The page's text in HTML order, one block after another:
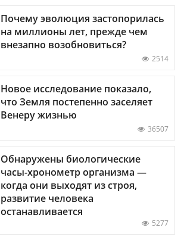
Почему эволюция застопорилась
на миллионы лет, прежде чем
внезапно возобновиться?
2514
Новое исследование показало,
что Земля постепенно заселяет
Венеру жизнью
36507
Обнаружены биологические
часы-хронометр организма —
когда они выходят из строя,
развитие человека
останавливается
5277